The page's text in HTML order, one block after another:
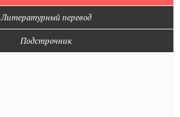
Литературный перевод
Подстрочник